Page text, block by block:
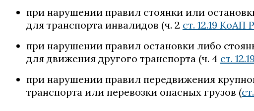
при нарушении правил стоянки или
для транспорта инвалидов (ч. 2 ст. 12.19 КоАП
при нарушении правил остановки либо
для движения другого транспорта (ч. 4 ст.
при нарушении правил передвижения
транспорта или перевозки опасных грузов (